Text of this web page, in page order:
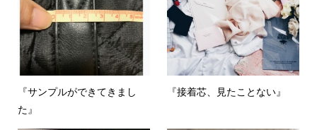
『サンプルができてきまし
た』
『接着芯、見たことない』